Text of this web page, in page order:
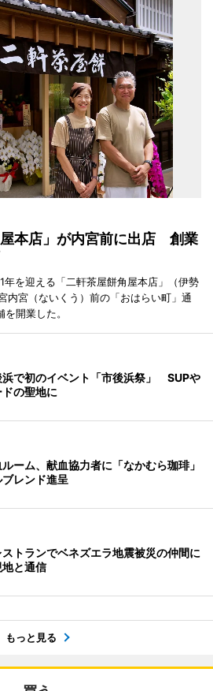
本店」が内宮前に出店 創業
を迎える「二軒茶屋餅角屋本店」（伊勢
内宮（ないくう）前の「おはらい町」通
開業した。
浜で初のイベント「市後浜祭」 SUPや
の聖地に
ーム、献血協力者に「なかむら珈琲」
レンド進呈
トランでベネズエラ地震被災の仲間に
と通信
もっと見る